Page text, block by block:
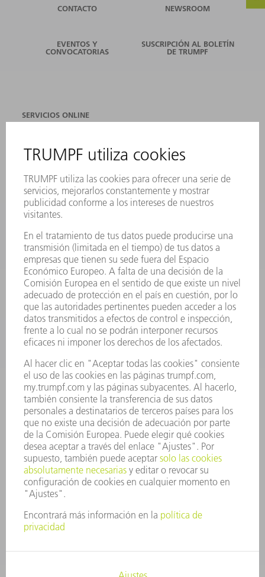
CONTACTO NEWSROOM
EVENTOS Y
CONVOCATORIAS
SUSCRIPCIÓN AL BOLETÍN
DE TRUMPF
SERVICIOS ONLINE
EVENTOS Y CONVOCATORIAS
REGISTRO PARA EL BOLETÍN INFORMATIVO
FICHAS TÉCNICAS DE SEGURIDAD
PRODUCTOS
MÁQUINAS Y SISTEMAS
LÁSER
ELECTRÓNICA DE POTENCIA
HERRAMIENTAS PORTÁTILES
FÁBRICA INTELIGENTE
SOFTWARE
SERVICIOS
APLICACIONES
SECTORES
EMPRESA
CARRERA PROFESIONAL
OFERTAS DE TRABAJO
PERFIL DE LA EMPRESA
INFORME ANUAL
PRINCIPIOS CORPORATIVOS
CUMPLIMIENTO
SISTEMA DE INFORMADORES
SEGURIDAD
COMUNICADOS DE PRENSA
REVISTAS
SOSTENIBILIDAD
MEDIO AMBIENTE Y CLIMA
SOCIEDAD Y EMPRESA
GESTIÓN EMPRESARIAL
PROTECCIÓN DE DATOS